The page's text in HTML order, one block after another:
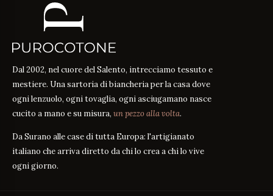
Dal 2002, nel cuore del Salento, intrecciamo tessuto e
mestiere. Una sartoria di biancheria per la casa dove
ogni lenzuolo, ogni tovaglia, ogni asciugamano nasce
cucito a mano e su misura, un pezzo alla volta.
Da Surano alle case di tutta Europa: l'artigianato
italiano che arriva diretto da chi lo crea a chi lo vive
ogni giorno.